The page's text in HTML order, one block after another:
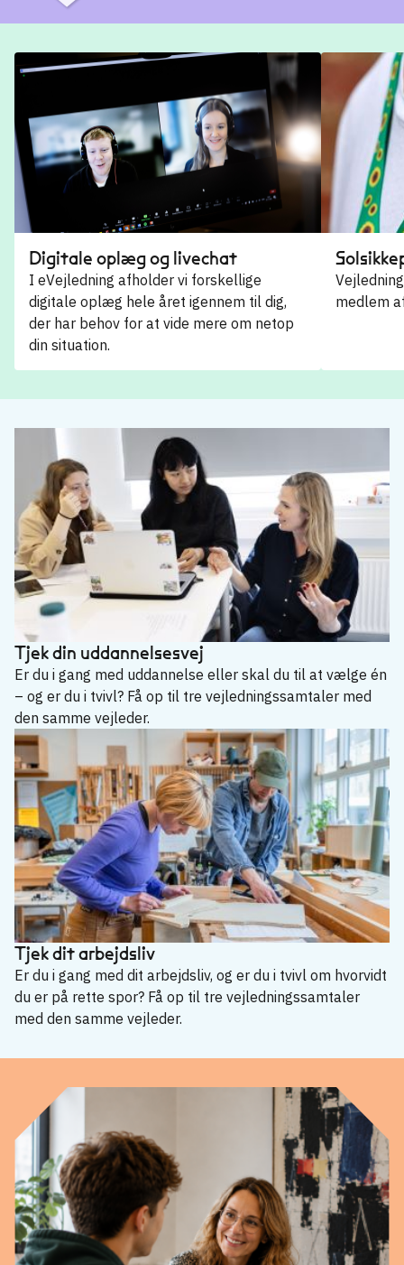
Digitale oplæg og livechat
I eVejledning afholder vi forskellige
digitale oplæg hele året igennem til dig,
der har behov for at vide mere om netop
din situation.
medlem
Tjek din uddannelsesvej
Er du i gang med uddannelse eller skal du til at vælge én
– og er du i tvivl? Få op til tre vejledningssamtaler med
den samme vejleder.
Tjek dit arbejdsliv
Er du i gang med dit arbejdsliv, og er du i tvivl om hvorvidt
du er på rette spor? Få op til tre vejledningssamtaler
med den samme vejleder.